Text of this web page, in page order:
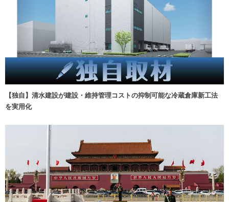
【独自】清水建設が建設・維持管理コストの抑制可能な冷蔵倉庫新工法
を実用化